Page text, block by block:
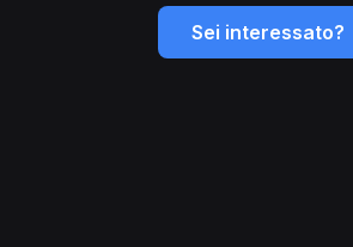
Sei interessato?